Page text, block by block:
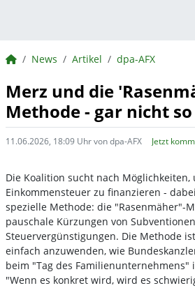
BörsenNEWS.de
News Artikel dpa-AFX
Merz und die
Methode - gar nicht
11.06.2026, 18:09 Uhr von dpa-AFX Jetzt
Die Koalition sucht nach
Einkommensteuer zu finanzieren -
spezielle Methode: die "Rasenmäher"-
pauschale Kürzungen von
Steuervergünstigungen. Die Methode
einfach anzuwenden, wie
beim "Tag des Familienunternehmens"
"Wenn es konkret wird, wird es